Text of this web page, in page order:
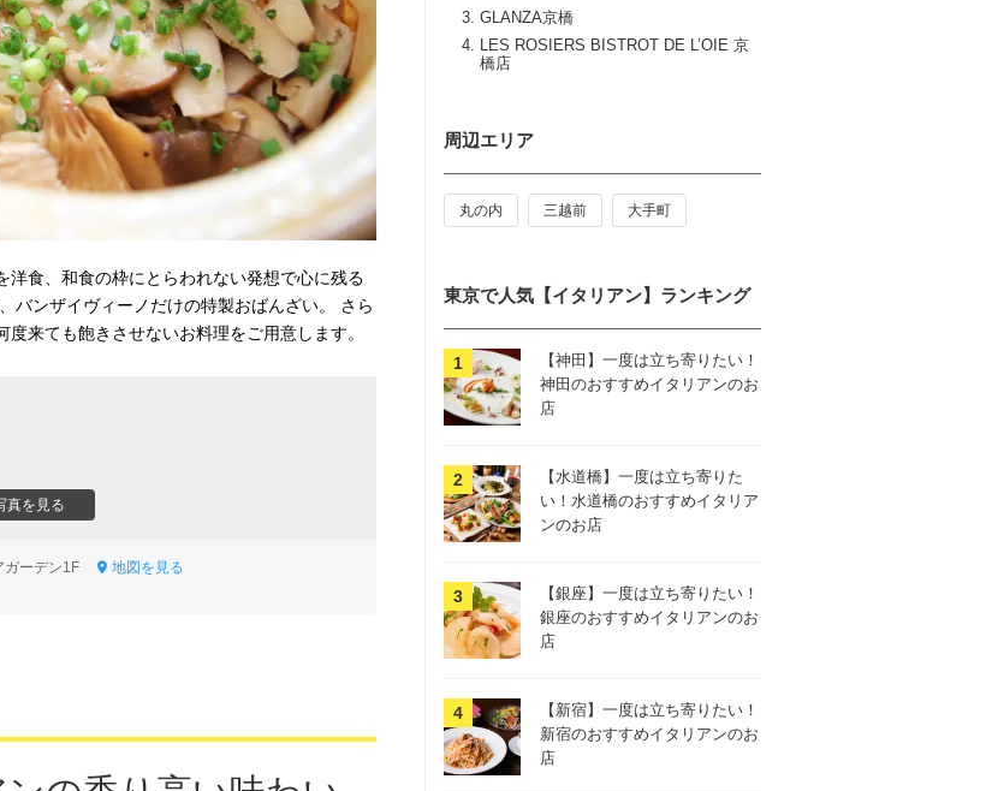
GLANZA京橋
LES ROSIERS BISTROT DE L’OIE 京
橋店
食、和食の枠にとらわれない発想で心に残る
バンザイヴィーノだけの特製おばんざい。 さら
来ても飽きさせないお料理をご用意します。
真を見る
ガーデン1F
地図を見る
周辺エリア
丸の内 三越前 大手町
東京で人気【イタリアン】ランキング
【神田】一度は立ち寄りたい！
神田のおすすめイタリアンのお
店
【水道橋】一度は立ち寄りた
い！水道橋のおすすめイタリア
ンのお店
【銀座】一度は立ち寄りたい！
銀座のおすすめイタリアンのお
店
【新宿】一度は立ち寄りたい！
新宿のおすすめイタリアンのお
店